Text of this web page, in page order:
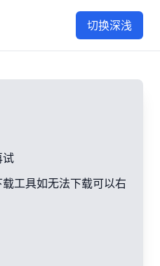
切换深浅
试
工具如无法下载可以右